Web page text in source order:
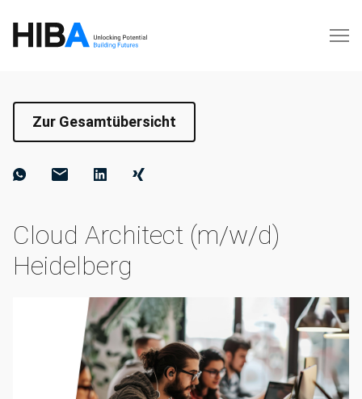
Zur Gesamtübersicht
Cloud Architect (m/w/d)
Heidelberg